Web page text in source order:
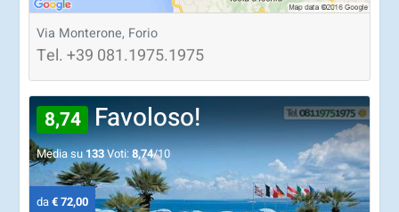
Via Monterone, Forio
Tel.+39 081.1975.1975
8,74 Favoloso!
Media su133Voti:8,74/10
da€ 72,00